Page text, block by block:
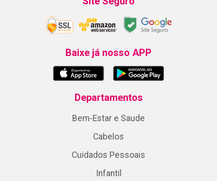
Baixe já nosso APP
Departamentos
Bem-Estar e Saude
Cabelos
Cuidados Pessoais
Infantil